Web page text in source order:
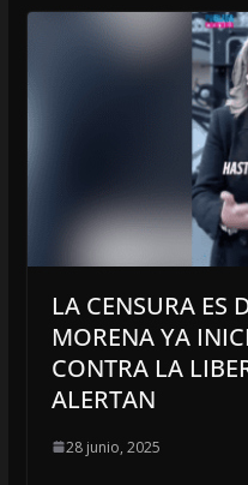
LA CENSURA ES
MORENA YA
CONTRA LA
ALERTAN
28 junio, 2025